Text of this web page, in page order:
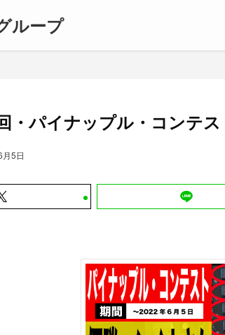
ループ
・パイナップル・コンテス
5日